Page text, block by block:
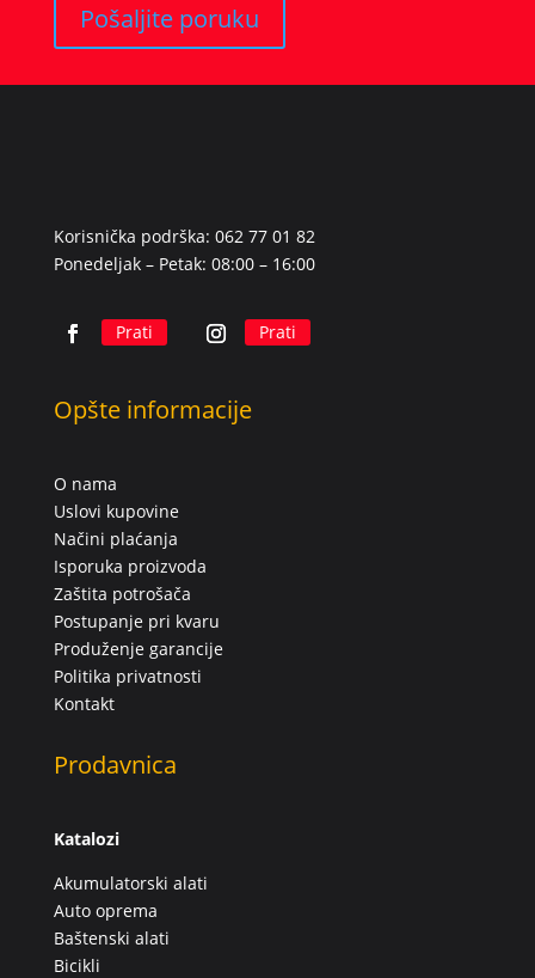
Pošaljite poruku
Korisnička podrška: 062 77 01 82
Ponedeljak – Petak: 08:00 – 16:00
Prati Prati
Opšte informacije
O nama
Uslovi kupovine
Načini plaćanja
Isporuka proizvoda
Zaštita potrošača
Postupanje pri kvaru
Produženje garancije
Politika privatnosti
Kontakt
Prodavnica
Katalozi
Akumulatorski alati
Auto oprema
Baštenski alati
Bicikli